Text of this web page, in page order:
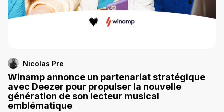
Nicolas Pre
Winamp annonce un partenariat stratégique
avec Deezer pour propulser la nouvelle
génération de son lecteur musical
emblématique